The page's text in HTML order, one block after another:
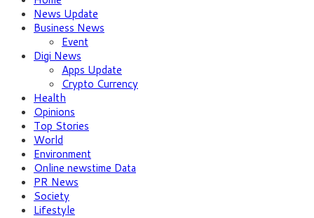
News Update
Business News
Event
Digi News
Apps Update
Crypto Currency
Health
Opinions
Top Stories
World
Environment
Online newstime Data
PR News
Society
Lifestyle